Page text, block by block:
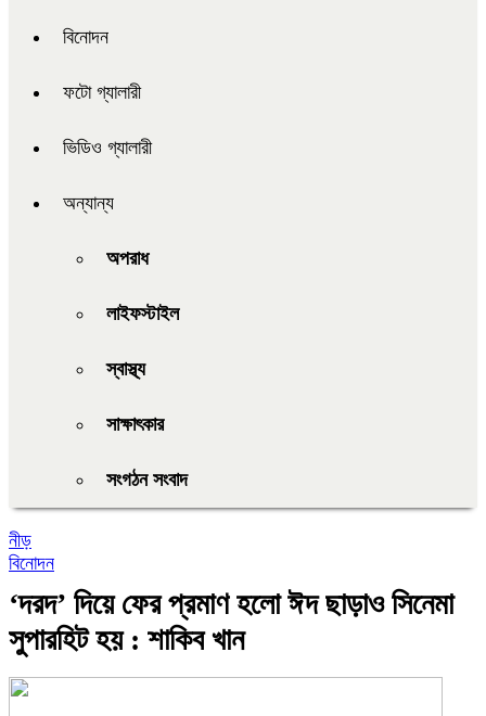
বিনোদন
ফটো গ্যালারী
ভিডিও গ্যালারী
অন্যান্য
অপরাধ
লাইফস্টাইল
স্বাস্থ্য
সাক্ষাৎকার
সংগঠন সংবাদ
নীড়
বিনোদন
‘দরদ’ দিয়ে ফের প্রমাণ হলো ঈদ ছাড়াও সিনেমা
সুপারহিট হয় : শাকিব খান